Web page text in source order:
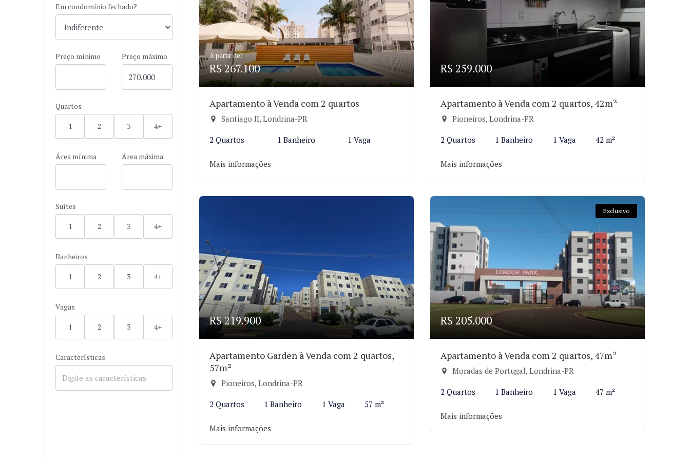
Em condomínio fechado?
Preço mínimo Preço máximo
Quartos
1 2 3 4+
Área mínima Área máxima
Suítes
1 2 3 4+
Banheiros
1 2 3 4+
Vagas
1 2 3 4+
Características
A partir de:
R$ 267.100
Apartamento à Venda com 2 quartos
Santiago II, Londrina-PR
2 Quartos 1 Banheiro 1 Vaga
Mais informações
R$ 259.000
Apartamento à Venda com 2 quartos, 42m²
Pioneiros, Londrina-PR
2 Quartos 1 Banheiro 1 Vaga 42 m²
Mais informações
R$ 219.900
Apartamento Garden à Venda com 2 quartos,
57m²
Pioneiros, Londrina-PR
2 Quartos 1 Banheiro 1 Vaga 57 m²
Mais informações
Exclusivo
R$ 205.000
Apartamento à Venda com 2 quartos, 47m²
Moradas de Portugal, Londrina-PR
2 Quartos 1 Banheiro 1 Vaga 47 m²
Mais informações